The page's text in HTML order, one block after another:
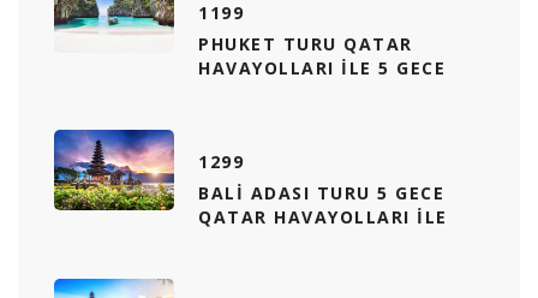
1199
PHUKET TURU QATAR
HAVAYOLLARI ILE 5 GECE
1299
BALI ADASI TURU 5 GECE
QATAR HAVAYOLLARI ILE